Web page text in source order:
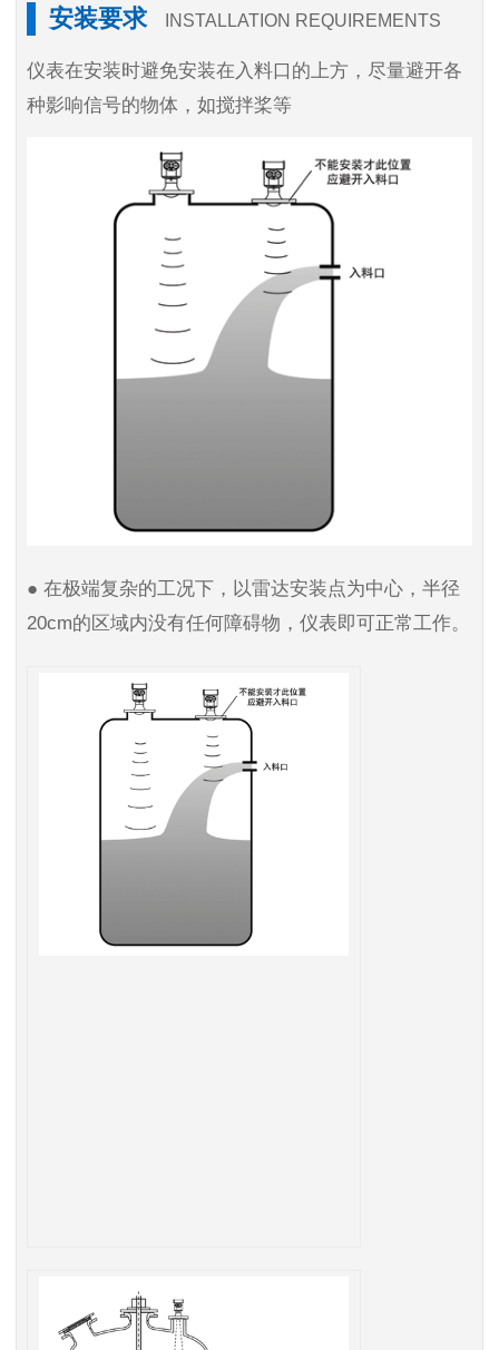
安装要求 INSTALLATION REQUIREMENTS
仪表在安装时避免安装在入料口的上方，尽量避开各
种影响信号的物体，如搅拌桨等
● 在极端复杂的工况下，以雷达安装点为中心，半径
20cm的区域内没有任何障碍物，仪表即可正常工作。